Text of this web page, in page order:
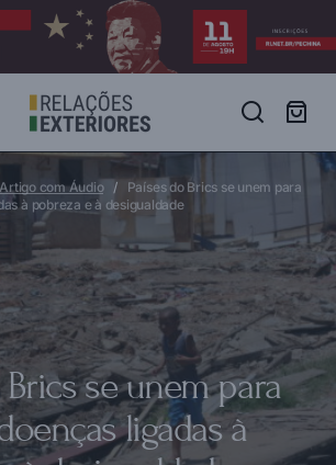
para eliminar doenças ligadas à pobreza e à
Artigo com Áudio
Países do Brics se unem para
à pobreza e à desigualdade
Brics se unem para
ligadas à